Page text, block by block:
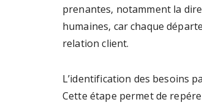
prenantes, notamment la
humaines, car chaque
relation client.
L’identification des besoins
Cette étape permet de